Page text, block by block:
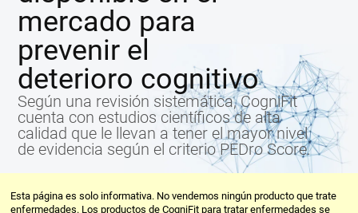
mercado para
prevenir el
deterioro cognitivo
Según una revisión sistemática, CogniFit
cuenta con estudios científicos de alta
calidad que le llevan a tener el mayor nivel
de evidencia según el criterio PEDro Score.
Esta página es solo informativa. No vendemos ningún producto que trate
enfermedades. Los productos de CogniFit para tratar enfermedades se